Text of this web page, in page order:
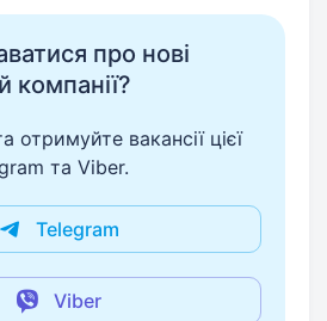
про нові
компанії?
отримуйте вакансії цієї
та Viber.
Telegram
Viber